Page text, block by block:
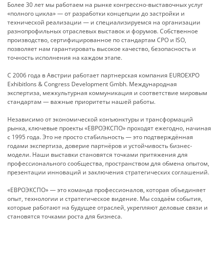
Более 30 лет мы работаем на рынке конгрессно-выставочных услуг
«полного цикла» — от разработки концепции до застройки и
технической реализации — и специализируемся на организации
разнопрофильных отраслевых выставок и форумов. Собственное
производство, сертифицированное по стандартам СРО и ISO,
позволяет нам гарантировать высокое качество, безопасность и
точность исполнения на каждом этапе.
С 2006 года в Австрии работает партнерская компания EUROEXPO
ExhibitIons & Congress Development Gmbh. Международная
экспертиза, межкультурная коммуникация и соответствие мировым
стандартам — важные приоритеты нашей работы.
Независимо от экономической конъюнктуры и трансформаций
рынка, ключевые проекты «ЕВРОЭКСПО» проходят ежегодно, начиная
с 1995 года. Это не просто стабильность — это подтверждённая
годами экспертиза, доверие партнёров и устойчивость бизнес-
модели. Наши выставки становятся точками притяжения для
профессионального сообщества, пространством для обмена опытом,
презентации инноваций и заключения стратегических соглашений.
«ЕВРОЭКСПО» — это команда профессионалов, которая объединяет
опыт, технологии и стратегическое видение. Мы создаём события,
которые работают на будущее отраслей, укрепляют деловые связи и
становятся точками роста для бизнеса.